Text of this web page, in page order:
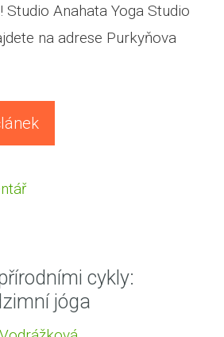
Anahata Yoga Studio
na adrese Purkyňova
cykly:
jóga